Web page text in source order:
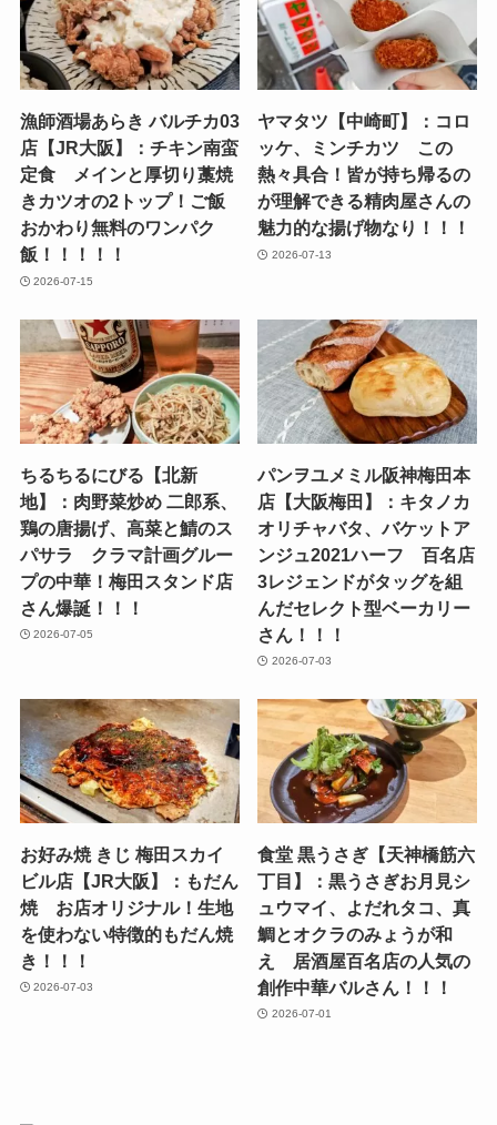
漁師酒場あらき バルチカ03
店【JR大阪】：チキン南蛮
定食 メインと厚切り藁焼
きカツオの2トップ！ご飯
おかわり無料のワンパク
飯！！！！！
2026-07-15
ヤマタツ【中崎町】：コロ
ッケ、ミンチカツ この
熱々具合！皆が持ち帰るの
が理解できる精肉屋さんの
魅力的な揚げ物なり！！！
2026-07-13
ちるちるにびる【北新
地】：肉野菜炒め 二郎系、
鶏の唐揚げ、高菜と鯖のス
パサラ クラマ計画グルー
プの中華！梅田スタンド店
さん爆誕！！！
2026-07-05
パンヲユメミル阪神梅田本
店【大阪梅田】：キタノカ
オリチャバタ、バケットア
ンジュ2021ハーフ 百名店
3レジェンドがタッグを組
んだセレクト型ベーカリー
さん！！！
2026-07-03
お好み焼 きじ 梅田スカイ
ビル店【JR大阪】：もだん
焼 お店オリジナル！生地
を使わない特徴的もだん焼
き！！！
2026-07-03
食堂 黒うさぎ【天神橋筋六
丁目】：黒うさぎお月見シ
ュウマイ、よだれタコ、真
鯛とオクラのみょうが和
え 居酒屋百名店の人気の
創作中華バルさん！！！
2026-07-01